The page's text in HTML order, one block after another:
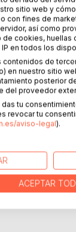
poemario
un horizonte
escucho los
cuervo nihilista
el paisaje
al animal que
sitio web y
con fines de
así como
de cookies, huellas
en todos los
contenidos de
en nuestro sitio
posterior
del proveedor
das tu
revocar tu
aviso-legal).
ACEPTAR